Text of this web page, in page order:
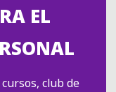
EL
club de